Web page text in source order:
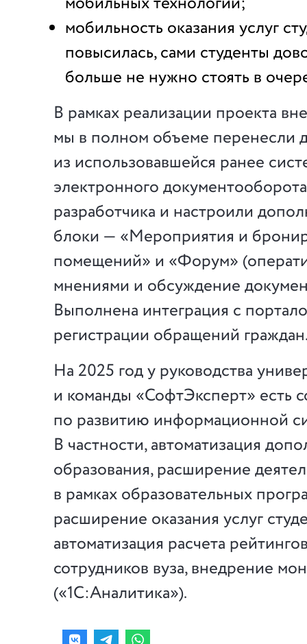
мобильность оказания услуг
повысилась, сами студенты
больше не нужно стоять в
В рамках реализации проекта
мы в полном объеме перенесли
из использовавшейся ранее
электронного
разработчика и настроили
блоки — «Мероприятия и
помещений» и «Форум»
мнениями и обсуждение
Выполнена интеграция с
регистрации обращений
На 2025 год у руководства
и команды «СофтЭксперт» есть
по развитию информационной
В частности, автоматизация
образования, расширение
в рамках образовательных
расширение оказания услуг
автоматизация расчета
сотрудников вуза, внедрение
(«1С:Аналитика»).